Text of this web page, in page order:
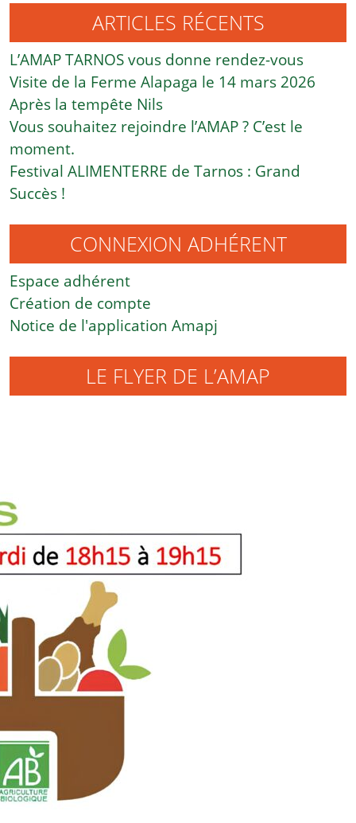
ARTICLES RÉCENTS
L’AMAP TARNOS vous donne rendez-vous
Visite de la Ferme Alapaga le 14 mars 2026
Après la tempête Nils
Vous souhaitez rejoindre l’AMAP ? C’est le
moment.
Festival ALIMENTERRE de Tarnos : Grand
Succès !
CONNEXION ADHÉRENT
Espace adhérent
Création de compte
Notice de l'application Amapj
LE FLYER DE L’AMAP